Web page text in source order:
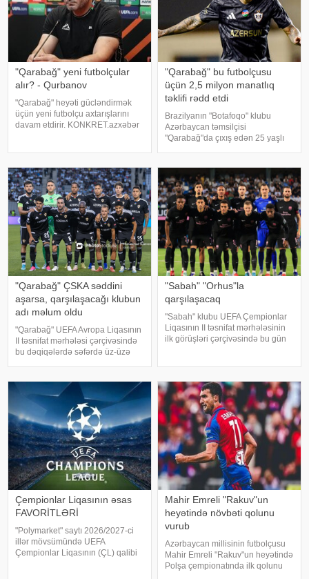
"Qarabağ" yeni futbolçular
alır? - Qurbanov
"Qarabağ" heyəti gücləndirmək
üçün yeni futbolçu axtarışlarını
davam etdirir. KONKRET.azxəbər
Konfrans Liqasını
"Qarabağ" bu futbolçusu
üçün 2,5 milyon manatlıq
təklifi rədd etdi
Brazilyanın "Botafoqo" klubu
Azərbaycan təmsilçisi
"Qarabağ"da çıxış edən 25 yaşlı
Braziliyanın "Globo"
"Qarabağ" ÇSKA səddini
aşarsa, qarşılaşacağı klubun
adı məlum oldu
"Qarabağ" UEFA Avropa Liqasının
II təsnifat mərhələsi çərçivəsində
bu dəqiqələrdə səfərdə üz-üzə
təqdirdə növbəti raundda İsrailin
"Makkabi"
"Sabah" "Orhus"la
qarşılaşacaq
"Sabah" klubu UEFA Çempionlar
Liqasının II təsnifat mərhələsinin
ilk görüşləri çərçivəsində bu gün
20:30-da Ranner
Çempionlar Liqasının əsas
FAVORİTLƏRİ
"Polymarket" saytı 2026/2027-ci
illər mövsümündə UEFA
Çempionlar Liqasının (ÇL) qalibi
Mahir Emreli "Rakuv"un
heyətində növbəti qolunu
vurub
Azərbaycan millisinin futbolçusu
Mahir Emreli "Rakuv"un heyətində
Polşa çempionatında ilk qolunu